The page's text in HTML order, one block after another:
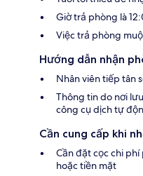
Giờ trả phòng là
Việc trả phòng
Hướng dẫn nhận
Nhân viên tiếp tân
Thông tin do nơi
công cụ dịch tự
Cần cung cấp khi
Cần đặt cọc chi
hoặc tiền mặt